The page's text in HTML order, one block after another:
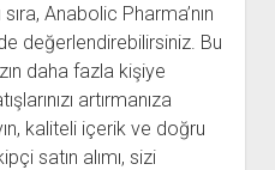
Anabolic Pharma’nın
değerlendirebilirsiniz. Bu
daha fazla kişiye
artırmanıza
kaliteli içerik ve doğru
satın alımı, sizi